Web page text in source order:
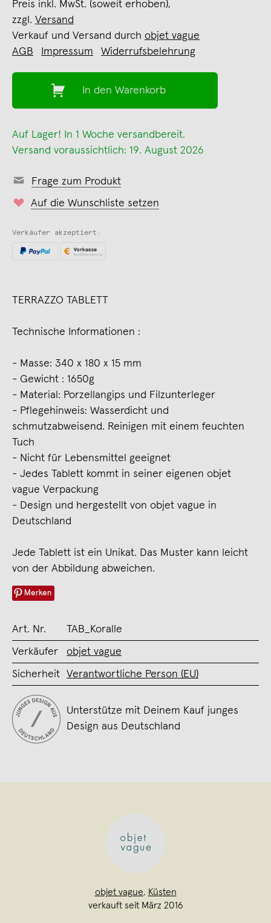
Preis inkl. MwSt. (soweit erhoben),
zzgl. Versand
Verkauf und Versand durch objet vague
AGB
Impressum Widerrufsbelehrung
In den Warenkorb
Auf Lager! In 1 Woche versandbereit.
Versand voraussichtlich: 19. August 2026
Frage zum Produkt
Auf die Wunschliste setzen
Verkäufer akzeptiert:
TERRAZZO TABLETT
Technische Informationen :
- Masse: 340 x 180 x 15 mm
- Gewicht : 1650g
- Material: Porzellangips und Filzunterleger
- Pflegehinweis: Wasserdicht und
schmutzabweisend. Reinigen mit einem feuchten
Tuch
- Nicht für Lebensmittel geeignet
- Jedes Tablett kommt in seiner eigenen objet
vague Verpackung
- Design und hergestellt von objet vague in
Deutschland
Jede Tablett ist ein Unikat. Das Muster kann leicht
von der Abbildung abweichen.
Merken
Art. Nr. TAB_Koralle
Verkäufer objet vague
Sicherheit Verantwortliche Person (EU)
Unterstütze mit Deinem Kauf junges
Design aus Deutschland
objet vague, Küsten
verkauft seit März 2016